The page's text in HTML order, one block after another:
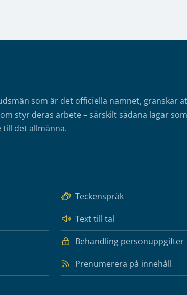
som är det officiella namnet, granskar
styr deras arbete – särskilt sådana lagar
det allmänna.
Teckenspråk
Text till tal
Behandling personuppgifter
Prenumerera på innehåll